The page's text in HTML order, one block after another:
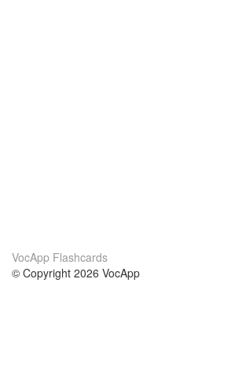
VocApp Flashcards
© Copyright 2026 VocApp